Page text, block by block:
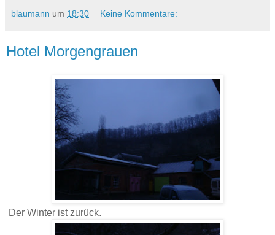
blaumann um 18:30 Keine Kommentare:
Hotel Morgengrauen
Der Winter ist zurück.